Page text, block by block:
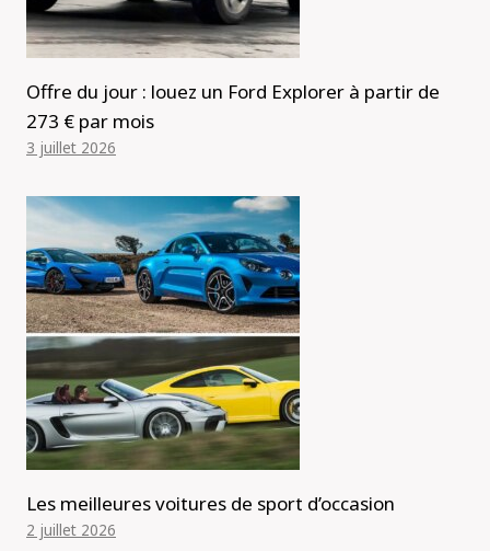
Offre du jour : louez un Ford Explorer à partir de
273 € par mois
3 juillet 2026
Les meilleures voitures de sport d’occasion
2 juillet 2026